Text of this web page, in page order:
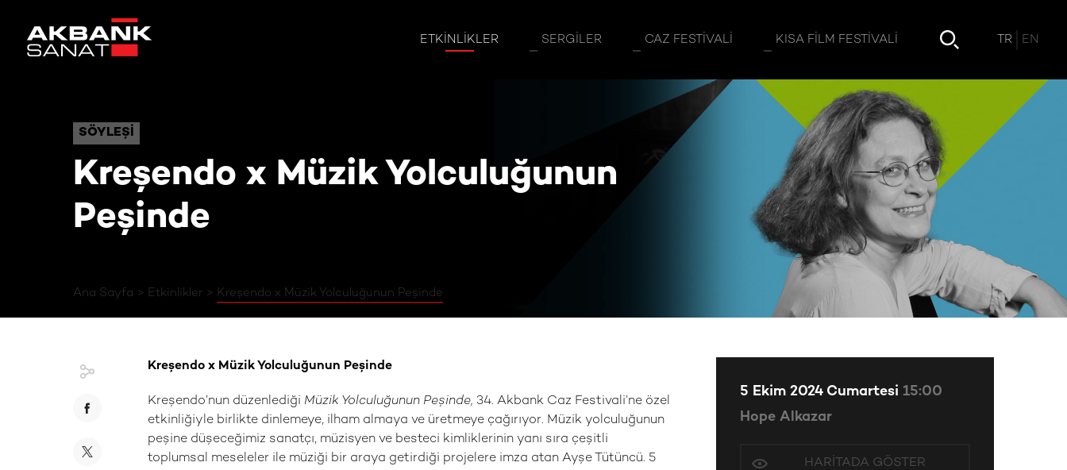
ETKINLIKLER SERGILER CAZ FESTIVALI KISA FILM FESTIVALI TR EN
SÖYLEŞI
Kreşendo x Müzik Yolculuğunun
Peşinde
Ana Sayfa Etkinlikler Kreşendo x Müzik Yolculuğunun Peşinde
SÖYLEŞI
Kreşendo x Müzik Yolculuğunun Peşinde
Kreşendo’nun düzenlediği Müzik Yolculuğunun Peşinde, 34. Akbank Caz Festivali’ne özel
etkinliğiyle birlikte dinlemeye, ilham almaya ve üretmeye çağırıyor. Müzik yolculuğunun
peşine düşeceğimiz sanatçı, müzisyen ve besteci kimliklerinin yanı sıra çeşitli
toplumsal meseleler ile müziği bir araya getirdiği projelere imza atan Ayşe Tütüncü. 5
5 Ekim 2024 Cumartesi 15:00
Hope Alkazar
HARITADA GÖSTER